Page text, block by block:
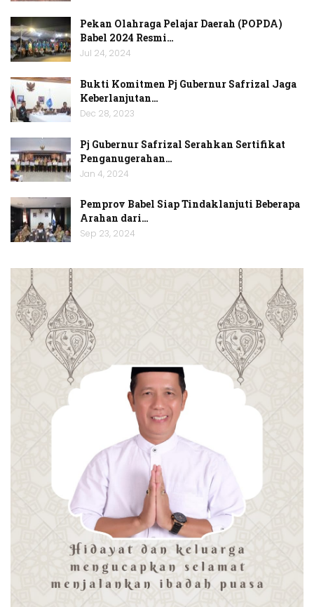
Pekan Olahraga Pelajar Daerah (POPDA)
Babel 2024 Resmi…
Jul 24, 2024
Bukti Komitmen Pj Gubernur Safrizal Jaga
Keberlanjutan…
Dec 28, 2023
Pj Gubernur Safrizal Serahkan Sertifikat
Penganugerahan…
Jan 4, 2024
Pemprov Babel Siap Tindaklanjuti Beberapa
Arahan dari…
Sep 23, 2024